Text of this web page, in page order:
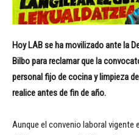
Hoy LAB se ha movilizado ante la
Bilbo para reclamar que la
personal fijo de cocina y limpieza
realice antes de fin de año.
Aunque el convenio laboral